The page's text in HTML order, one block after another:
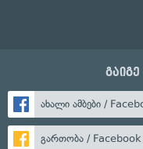
ახალი ამბები /
გართობა / Facebook